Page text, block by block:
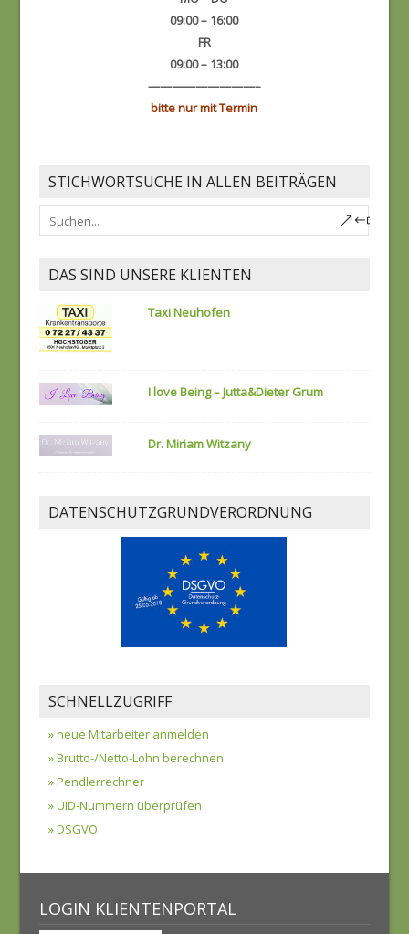
09:00 – 16:00
FR
09:00 – 13:00
—————————–
bitte nur mit Termin
—————————–
STICHWORTSUCHE IN ALLEN BEITRÄGEN
DAS SIND UNSERE KLIENTEN
Taxi Neuhofen
I love Being – Jutta&Dieter Grum
Dr. Miriam Witzany
DATENSCHUTZGRUNDVERORDNUNG
SCHNELLZUGRIFF
» neue Mitarbeiter anmelden
» Brutto-/Netto-Lohn berechnen
» Pendlerrechner
» UID-Nummern überprüfen
» DSGVO
LOGIN KLIENTENPORTAL